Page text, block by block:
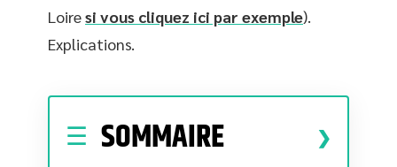
Loiresi vous cliquez ici par exemple).
Explications.
SOMMAIRE